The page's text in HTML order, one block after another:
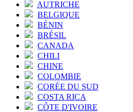
AUTRICHE
BELGIQUE
BÉNIN
BRÉSIL
CANADA
CHILI
CHINE
COLOMBIE
CORÉE DU SUD
COSTA RICA
CÔTE D'IVOIRE